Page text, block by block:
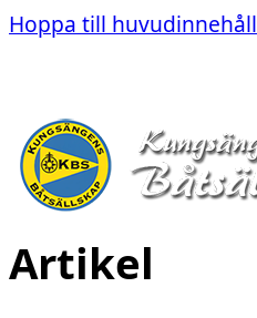
Hoppa till huvudinnehåll
Artikel